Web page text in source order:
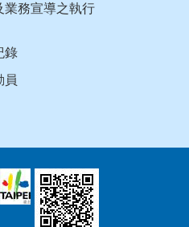
業務宣導之執行
錄
員